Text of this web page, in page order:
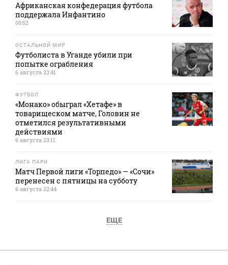
Африканская конфедерация футбола
поддержала Инфантино
00:52
ОСТАЛЬНОЙ МИР
Футболиста в Уганде убили при
попытке ограбления
6 августа 23:41
ФУТБОЛ
«Монако» обыграл «Хетафе» в
товарищеском матче, Головин не
отметился результативными
действиями
6 августа 23:11
ЛИГА ПАРИ
Матч Первой лиги «Торпедо» — «Сочи»
перенесен с пятницы на субботу
6 августа 22:44
ЕЩЕ